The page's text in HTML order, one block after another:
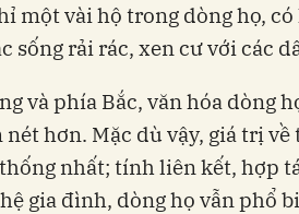
một vài hộ trong dòng họ,
sống rải rác, xen cư với các
và phía Bắc, văn hóa dòng
hơn. Mặc dù vậy, giá trị
nhất; tính liên kết, hợp
gia đình, dòng họ vẫn phổ